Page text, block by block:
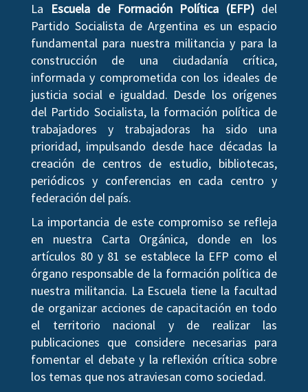
La
Escuela de Formación Política (EFP)del
Partido Socialista de Argentina es un espacio
fundamental para nuestra militancia y para la
construcción de una ciudadanía crítica,
informada y comprometida con los ideales de
justicia social e igualdad. Desde los orígenes
del Partido Socialista, la formación política de
trabajadores y trabajadoras ha sido una
prioridad, impulsando desde hace décadas la
creación de centros de estudio, bibliotecas,
periódicos y conferencias en cada centro y
federación del país.
La importancia de este compromiso se refleja
en nuestra Carta Orgánica, donde en los
artículos 80 y 81 se establece la EFP como el
órgano responsable de la formación política de
nuestra militancia. La Escuela tiene la facultad
de organizar acciones de capacitación en todo
el territorio nacional y de realizar las
publicaciones que considere necesarias para
fomentar el debate y la reflexión crítica sobre
los temas que nos atraviesan como sociedad.